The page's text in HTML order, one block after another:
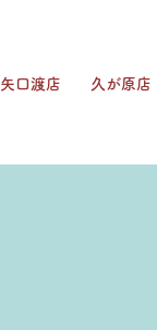
矢口渡店 久が原店